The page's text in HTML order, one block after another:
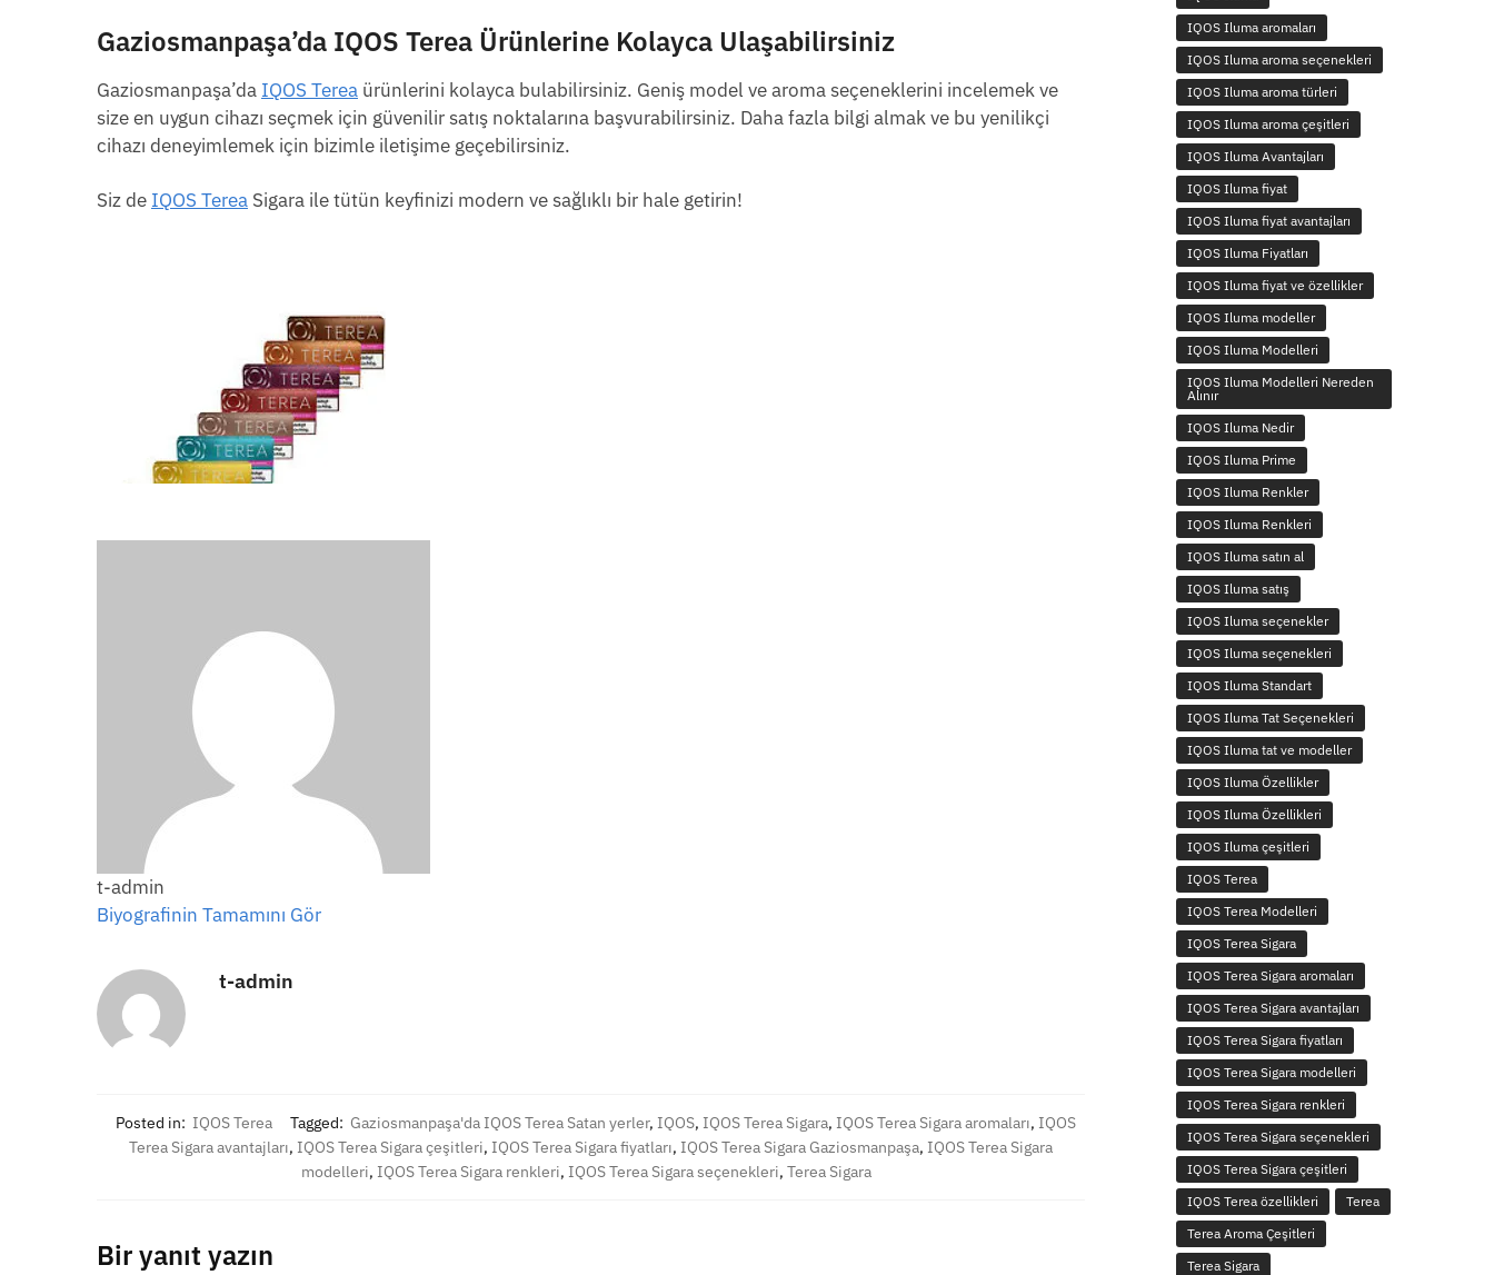
Gaziosmanpaşa’da IQOS Terea Ürünlerine Kolayca Ulaşabilirsiniz
Gaziosmanpaşa’da IQOS Terea ürünlerini kolayca bulabilirsiniz. Geniş model ve aroma seçeneklerini incelemek ve
size en uygun cihazı seçmek için güvenilir satış noktalarına başvurabilirsiniz. Daha fazla bilgi almak ve bu yenilikçi
cihazı deneyimlemek için bizimle iletişime geçebilirsiniz.
Siz de IQOS Terea Sigara ile tütün keyfinizi modern ve sağlıklı bir hale getirin!
t-admin
Biyografinin Tamamını Gör
t-admin
Posted in: IQOS Terea Tagged: Gaziosmanpaşa'da IQOS Terea Satan yerler, IQOS, IQOS Terea Sigara, IQOS Terea Sigara aromaları, IQOS
Terea Sigara avantajları, IQOS Terea Sigara çeşitleri, IQOS Terea Sigara fiyatları, IQOS Terea Sigara Gaziosmanpaşa, IQOS Terea Sigara
modelleri, IQOS Terea Sigara renkleri, IQOS Terea Sigara seçenekleri,Terea Sigara
Bir yanıt yazın
IQOS Iluma aromaları
IQOS Iluma aroma seçenekleri
IQOS Iluma aroma türleri
IQOS Iluma aroma çeşitleri
IQOS Iluma Avantajları
IQOS Iluma fiyat
IQOS Iluma fiyat avantajları
IQOS Iluma Fiyatları
IQOS Iluma fiyat ve özellikler
IQOS Iluma modeller
IQOS Iluma Modelleri
IQOS Iluma Modelleri Nereden
Alınır
IQOS Iluma Nedir
IQOS Iluma Prime
IQOS Iluma Renkler
IQOS Iluma Renkleri
IQOS Iluma satın al
IQOS Iluma satış
IQOS Iluma seçenekler
IQOS Iluma seçenekleri
IQOS Iluma Standart
IQOS Iluma Tat Seçenekleri
IQOS Iluma tat ve modeller
IQOS Iluma Özellikler
IQOS Iluma Özellikleri
IQOS Iluma çeşitleri
IQOS Terea
IQOS Terea Modelleri
IQOS Terea Sigara
IQOS Terea Sigara aromaları
IQOS Terea Sigara avantajları
IQOS Terea Sigara fiyatları
IQOS Terea Sigara modelleri
IQOS Terea Sigara renkleri
IQOS Terea Sigara seçenekleri
IQOS Terea Sigara çeşitleri
IQOS Terea özellikleri
Terea
Terea Aroma Çeşitleri
Terea Sigara